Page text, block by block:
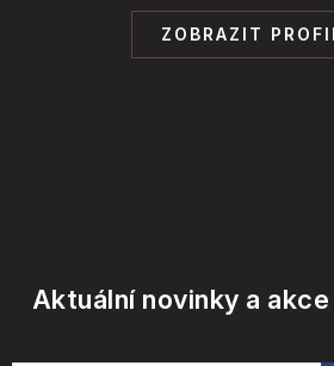
ZOBRAZIT
Aktuální novinky a